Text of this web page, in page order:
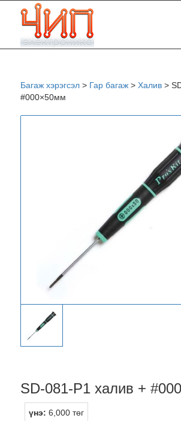
Багаж хэрэгсэл> Гар багаж> Халив>
#000×50мм
SD-081-P1 халив +
үнэ: 6,000 төг